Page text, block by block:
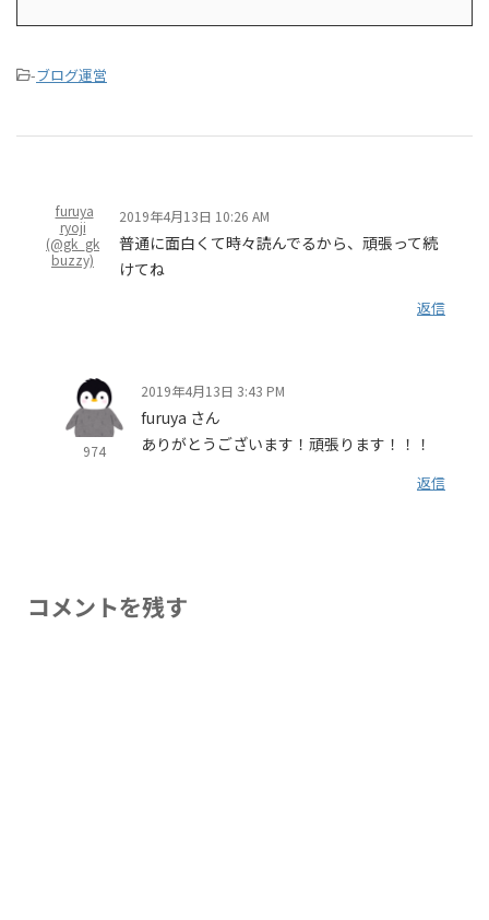
-ブログ運営
furuya
ryoji
(@gk_gk
buzzy)
2019年4月13日 10:26 AM
普通に面白くて時々読んでるから、頑張って続
けてね
返信
974
2019年4月13日 3:43 PM
furuya さん
ありがとうございます！頑張ります！！！
返信
コメントを残す